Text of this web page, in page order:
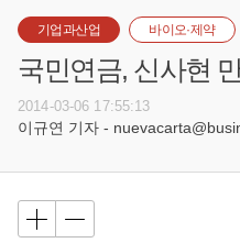
기업과산업 바이오·제약
국민연금, 신사현
2014-03-06 17:55:13
이규연 기자 -